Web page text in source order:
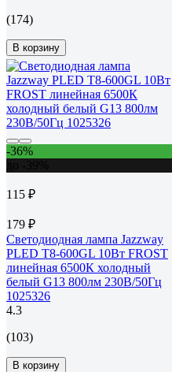
(174)
В корзину
-36%
115 ₽
179 ₽
Светодиодная лампа Jazzway
PLED T8-600GL 10Вт FROST
линейная 6500К холодный
белый G13 800лм 230В/50Гц
1025326
4.3
(103)
В корзину